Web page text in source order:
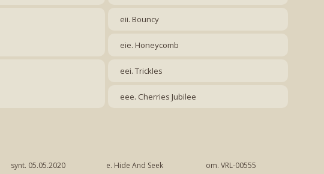
eii. Bouncy
eie. Honeycomb
eei. Trickles
eee. Cherries Jubilee
synt. 05.05.2020 e. Hide And Seek om. VRL-00555